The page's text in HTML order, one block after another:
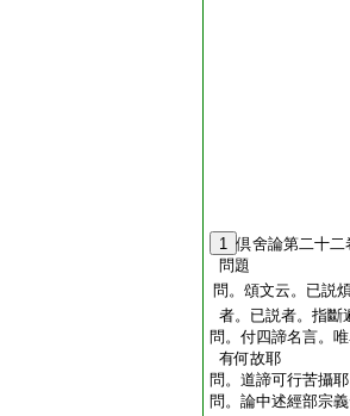
1 倶舍論第二十二
問題
問。頌文云。已説
者。已説者。指斷
問。付四諦名言。
有何故耶
問。道諦可行苦攝耶
問。論中述經部宗